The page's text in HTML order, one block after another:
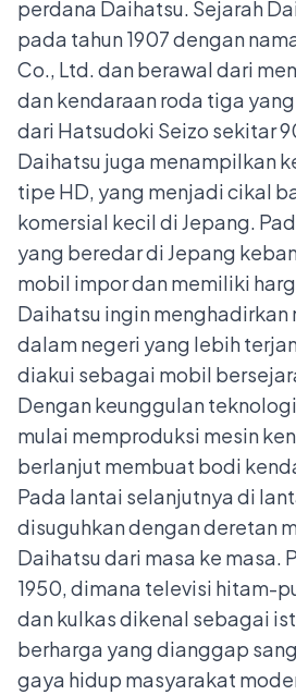
perdana Daihatsu. Sejarah
pada tahun 1907 dengan
Co., Ltd. dan berawal dari
dan kendaraan roda tiga
dari Hatsudoki Seizo sekitar
Daihatsu juga menampilkan
tipe HD, yang menjadi cikal
komersial kecil di Jepang.
yang beredar di Jepang
mobil impor dan memiliki
Daihatsu ingin
dalam negeri yang lebih
diakui sebagai mobil
Dengan keunggulan
mulai memproduksi mesin
berlanjut membuat bodi
Pada lantai selanjutnya di
disuguhkan dengan deretan
Daihatsu dari masa ke masa.
1950, dimana televisi hitam-
dan kulkas dikenal sebagai
berharga yang dianggap
gaya hidup masyarakat